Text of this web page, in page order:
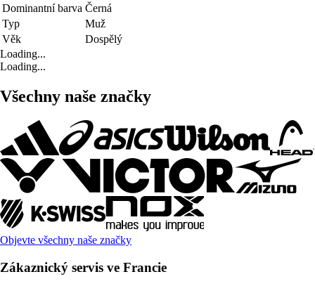
Dominantní barva Černá
Typ
Muž
Věk
Dospělý
Loading...
Loading...
Všechny naše značky
Objevte všechny naše značky
Zákaznický servis ve Francie